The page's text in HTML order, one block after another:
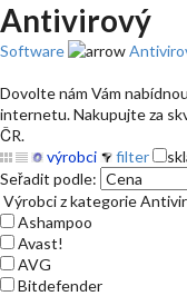
Antivirový
Software
Dovolte nám Vám
internetu. Nakupujte za
ČR.
výrobci
filter
Seřadit podle:
Výrobci z kategorie
Ashampoo
Avast!
AVG
Bitdefender